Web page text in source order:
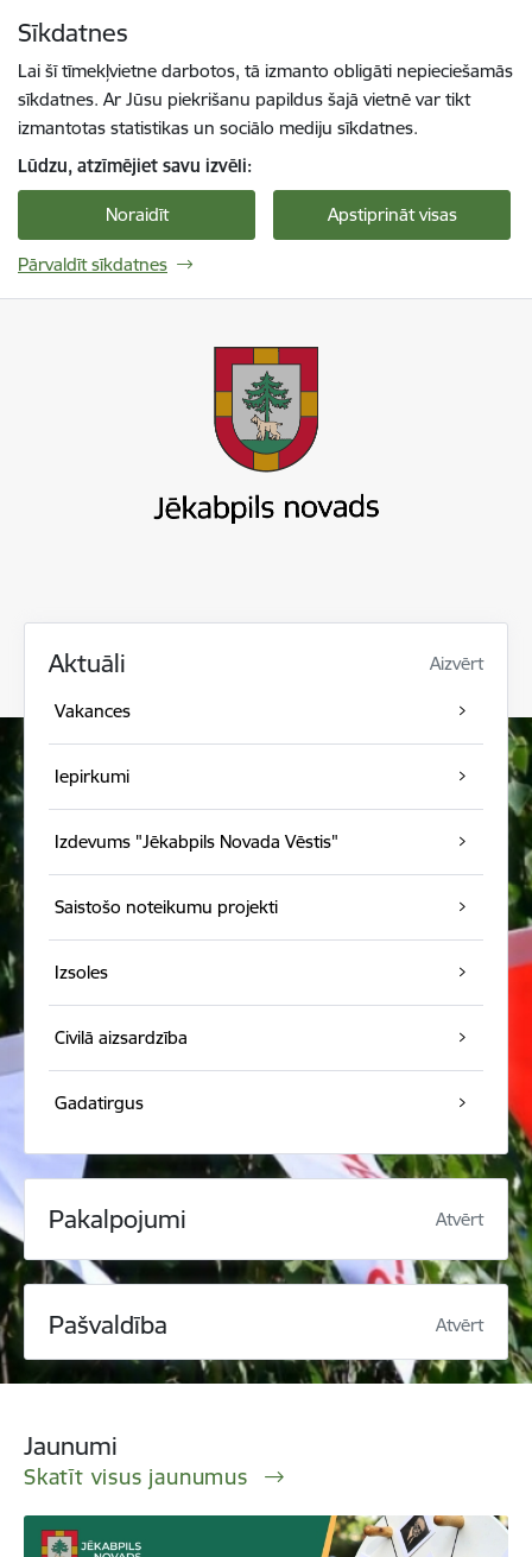
Sīkdatnes
Lai šī tīmekļvietne darbotos, tā izmanto obligāti nepieciešamās
sīkdatnes. Ar Jūsu piekrišanu papildus šajā vietnē var tikt
izmantotas statistikas un sociālo mediju sīkdatnes.
Lūdzu, atzīmējiet savu izvēli:
Noraidīt Apstiprināt visas
Pārvaldīt sīkdatnes
Aktuāli Aizvērt
Vakances
Iepirkumi
Izdevums "Jēkabpils Novada Vēstis"
Saistošo noteikumu projekti
Izsoles
Civilā aizsardzība
Gadatirgus
Pakalpojumi Atvērt
Pašvaldība Atvērt
Jaunumi
Skatīt visus jaunumus